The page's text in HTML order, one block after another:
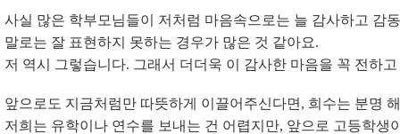
사실 많은 학부모님들이 저처럼 마음속으로는 늘 감사하고 감
말로는 잘 표현하지 못하는 경우가 많은 것 같아요.
저 역시 그렇습니다. 그래서 더더욱 이 감사한 마음을 꼭 전하
앞으로도 지금처럼만 따뜻하게 이끌어주신다면, 희수는 분명
저희는 유학이나 연수를 보내는 건 어렵지만, 앞으로 고등학